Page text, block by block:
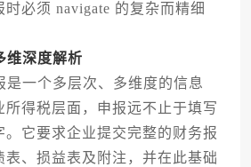
必须 navigate 的复杂而精细
维深度解析
一个多层次、多维度的信息
所得税层面，申报远不止于填写
。它要求企业提交完整的财务报
表、损益表及附注，并在此基础